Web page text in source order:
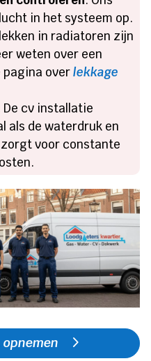
in het systeem op.
in radiatoren zijn
weten over een
pagina overlekkage
De cv installatie
als de waterdruk en
voor constante